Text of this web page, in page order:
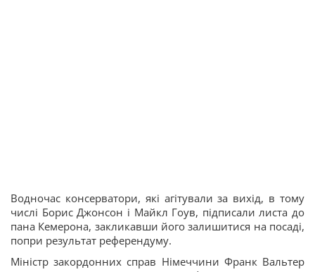
Водночас консерватори, які агітували за вихід, в тому
числі Борис Джонсон і Майкл Гоув, підписали листа до
пана Кемерона, закликавши його залишитися на посаді,
попри результат референдуму.
Міністр закордонних справ Німеччини Франк Вальтер